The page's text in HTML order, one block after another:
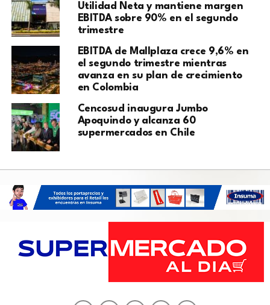
Utilidad Neta y mantiene margen
EBITDA sobre 90% en el segundo
trimestre
EBITDA de Mallplaza crece 9,6% en
el segundo trimestre mientras
avanza en su plan de crecimiento
en Colombia
Cencosud inaugura Jumbo
Apoquindo y alcanza 60
supermercados en Chile